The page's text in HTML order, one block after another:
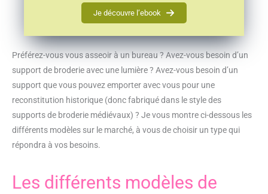
Je découvre l’ebook
Préférez-vous vous asseoir à un bureau ? Avez-vous besoin d’un
support de broderie avec une lumière ? Avez-vous besoin d’un
support que vous pouvez emporter avec vous pour une
reconstitution historique (donc fabriqué dans le style des
supports de broderie médiévaux) ? Je vous montre ci-dessous les
différents modèles sur le marché, à vous de choisir un type qui
répondra à vos besoins.
Les différents modèles de